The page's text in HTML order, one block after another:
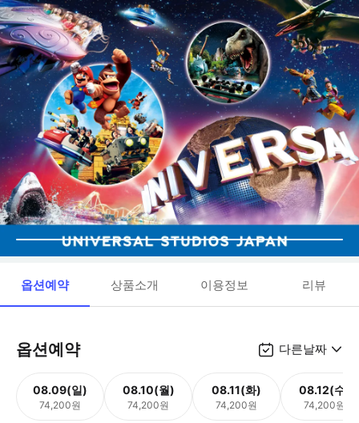
옵션예약 상품소개 이용정보 리뷰
옵션예약 다른날짜
08.09(일)
74,200원
08.10(월)
74,200원
08.11(화)
74,200원
08.12(수)
74,200원